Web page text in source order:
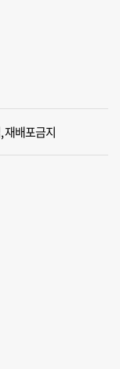
배포금지